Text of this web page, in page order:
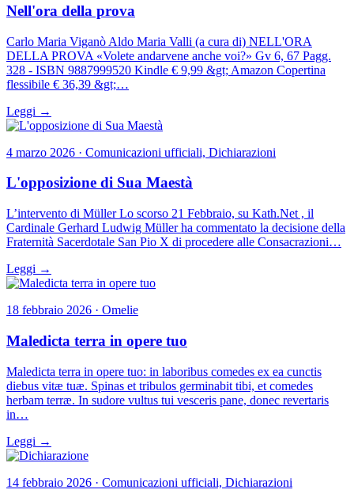
Nell'ora della prova
Carlo Maria Viganò Aldo Maria Valli (a cura di) NELL'ORA
DELLA PROVA «Volete andarvene anche voi?» Gv 6, 67 Pagg.
328 - ISBN 9887999520 Kindle € 9,99 &gt; Amazon Copertina
flessibile € 36,39 &gt;…
Leggi →
4 marzo 2026 · Comunicazioni ufficiali, Dichiarazioni
L'opposizione di Sua Maestà
L’intervento di Müller Lo scorso 21 Febbraio, su Kath.Net , il
Cardinale Gerhard Ludwig Müller ha commentato la decisione della
Fraternità Sacerdotale San Pio X di procedere alle Consacrazioni…
Leggi →
18 febbraio 2026 · Omelie
Maledicta terra in opere tuo
Maledicta terra in opere tuo: in laboribus comedes ex ea cunctis
diebus vitæ tuæ. Spinas et tribulos germinabit tibi, et comedes
herbam terræ. In sudore vultus tui vesceris pane, donec revertaris
in…
Leggi →
14 febbraio 2026 · Comunicazioni ufficiali, Dichiarazioni